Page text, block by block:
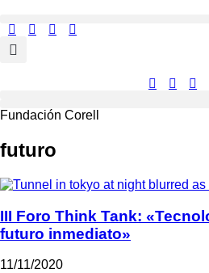
al
contenido
Fundación Corell
futuro
III Foro Think Tank:
futuro inmediato»
11/11/2020